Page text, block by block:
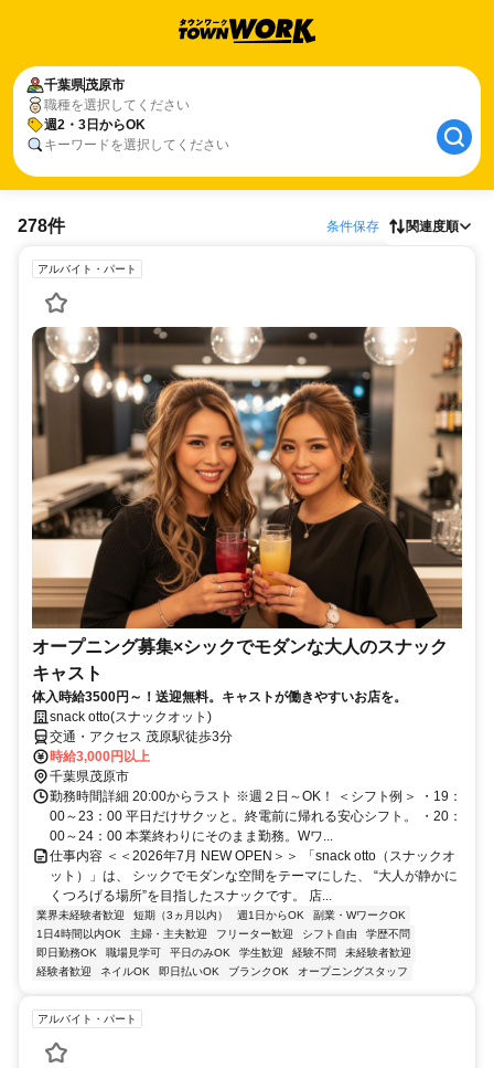
千葉県茂原市
職種を選択してください
週2・3日からOK
キーワードを選択してください
278件 条件保存 関連度順
アルバイト・パート
オープニング募集×シックでモダンな大人のスナック
キャスト
体入時給3500円～！送迎無料。キャストが働きやすいお店を。
snack otto(スナックオット)
交通・アクセス 茂原駅徒歩3分
時給3,000円以上
千葉県茂原市
勤務時間詳細 20:00からラスト ※週２日～OK！ ＜シフト例＞ ・19：
00～23：00 平日だけサクッと。終電前に帰れる安心シフト。 ・20：
00～24：00 本業終わりにそのまま勤務。Wワ...
仕事内容 ＜＜2026年7月 NEW OPEN＞＞ 「snack otto（スナックオ
ット）」は、 シックでモダンな空間をテーマにした、 “大人が静かに
くつろげる場所”を目指したスナックです。 店...
業界未経験者歓迎 短期（3ヵ月以内） 週1日からOK
副業・WワークOK
1日4時間以内OK
主婦・主夫歓迎 フリーター歓迎 シフト自由
学歴不問
即日勤務OK
職場見学可 平日のみOK 学生歓迎 経験不問
未経験者歓迎
経験者歓迎
ネイルOK 即日払いOK ブランクOK オープニングスタッフ
アルバイト・パート